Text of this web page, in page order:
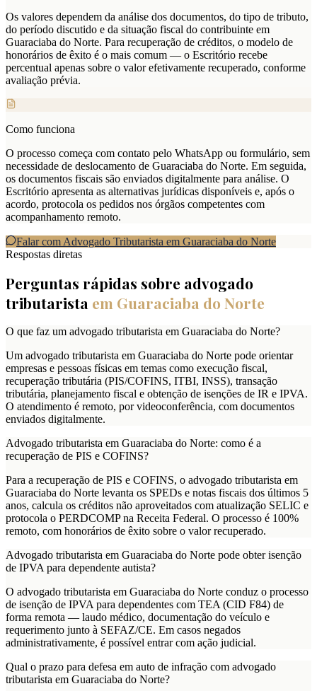
Os valores dependem da análise dos documentos, do tipo de tributo,
do período discutido e da situação fiscal do contribuinte em
Guaraciaba do Norte. Para recuperação de créditos, o modelo de
honorários de êxito é o mais comum — o Escritório recebe
percentual apenas sobre o valor efetivamente recuperado, conforme
avaliação prévia.
Como funciona
O processo começa com contato pelo WhatsApp ou formulário, sem
necessidade de deslocamento de Guaraciaba do Norte. Em seguida,
os documentos fiscais são enviados digitalmente para análise. O
Escritório apresenta as alternativas jurídicas disponíveis e, após o
acordo, protocola os pedidos nos órgãos competentes com
acompanhamento remoto.
Falar com Advogado Tributarista em Guaraciaba do Norte
Respostas diretas
Perguntas rápidas sobre advogado
tributarista em Guaraciaba do Norte
O que faz um advogado tributarista em Guaraciaba do Norte?
Um advogado tributarista em Guaraciaba do Norte pode orientar
empresas e pessoas físicas em temas como execução fiscal,
recuperação tributária (PIS/COFINS, ITBI, INSS), transação
tributária, planejamento fiscal e obtenção de isenções de IR e IPVA.
O atendimento é remoto, por videoconferência, com documentos
enviados digitalmente.
Advogado tributarista em Guaraciaba do Norte: como é a
recuperação de PIS e COFINS?
Para a recuperação de PIS e COFINS, o advogado tributarista em
Guaraciaba do Norte levanta os SPEDs e notas fiscais dos últimos 5
anos, calcula os créditos não aproveitados com atualização SELIC e
protocola o PERDCOMP na Receita Federal. O processo é 100%
remoto, com honorários de êxito sobre o valor recuperado.
Advogado tributarista em Guaraciaba do Norte pode obter isenção
de IPVA para dependente autista?
O advogado tributarista em Guaraciaba do Norte conduz o processo
de isenção de IPVA para dependentes com TEA (CID F84) de
forma remota — laudo médico, documentação do veículo e
requerimento junto à SEFAZ/CE. Em casos negados
administrativamente, é possível entrar com ação judicial.
Qual o prazo para defesa em auto de infração com advogado
tributarista em Guaraciaba do Norte?